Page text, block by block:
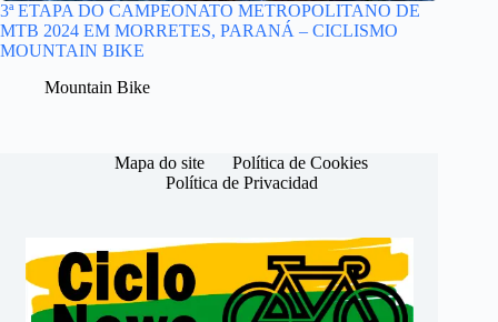
3ª ETAPA DO CAMPEONATO METROPOLITANO DE
MTB 2024 EM MORRETES, PARANÁ – CICLISMO
MOUNTAIN BIKE
Mountain Bike
Mapa do site
Política de Cookies
Política de Privacidad